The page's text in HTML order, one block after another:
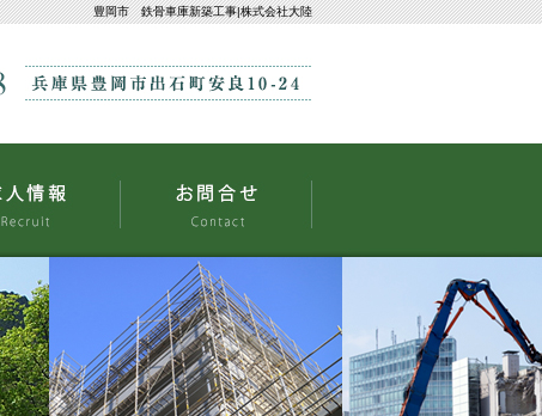
豊岡市 鉄骨車庫新築工事|株式会社大陸